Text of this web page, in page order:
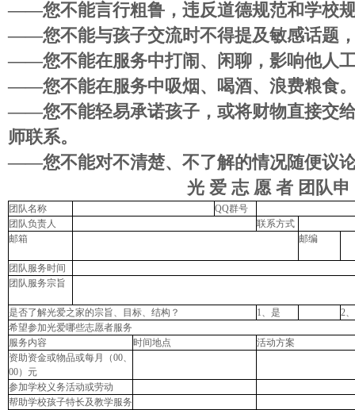
――您不能言行粗鲁，违反道德规范和学校
――您不能与孩子交流时不得提及敏感话题
――您不能在服务中打闹、闲聊，影响他人
――您不能在服务中吸烟、喝酒、浪费粮食
――您不能轻易承诺孩子，或将财物直接交
师联系。
――您不能对不清楚、不了解的情况随便议
光 爱 志 愿 者 团队申
团队名称 QQ群号
团队负责人
联系方式
邮箱
邮编
团队服务时间
团队服务宗旨
是否了解光爱之家的宗旨、目标、结构？ 1、是 2
希望参加光爱哪些志愿者服务
服务内容
时间地点
活动方案
资助资金或物品或每月（00、
00）元
参加学校义务活动或劳动
帮助学校孩子特长及教学服务